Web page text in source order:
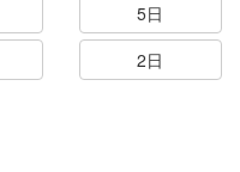
5日
2日